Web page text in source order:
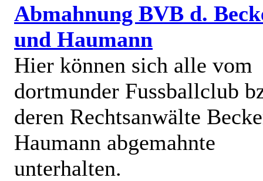
Abmahnung BVB d.
und Haumann
Hier können sich alle vom
dortmunder Fussballclub
deren Rechtsanwälte
Haumann abgemahnte
unterhalten.